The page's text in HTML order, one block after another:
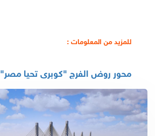
للمزيد من المعلومات :
محور روض الفرج "كوبرى تحيا مصر"